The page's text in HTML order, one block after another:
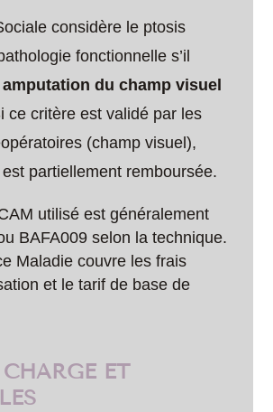
considère le ptosis
fonctionnelle s’il
amputation du champ visuel
ce critère est validé par les
(champ visuel),
est partiellement remboursée.
utilisé est généralement
BAFA009 selon la technique.
Maladie couvre les frais
et le tarif de base de
CHARGE ET